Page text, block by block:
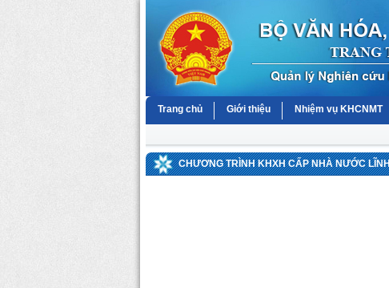
Trang chủ Giới thiệu Nhiệm vụ KHCNMT
CHƯƠNG TRÌNH KHXH CẤP NHÀ NƯỚC